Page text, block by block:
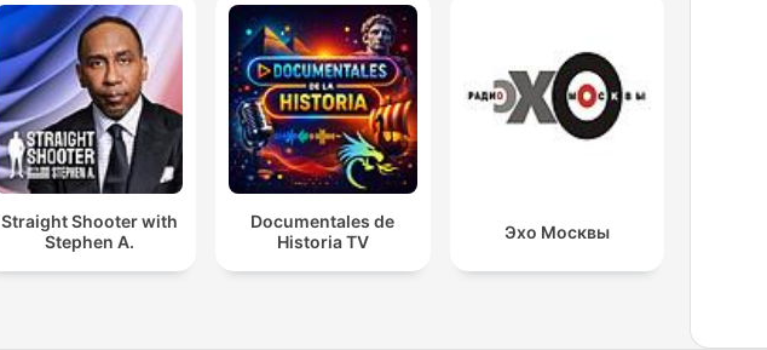
Straight Shooter with
Stephen A.
Documentales de
Historia TV
Эхо Москвы